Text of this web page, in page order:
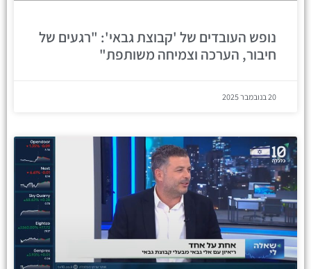
נופש העובדים של 'קבוצת גבאי': "רגעים של
חיבור, הערכה וצמיחה משותפת"
20 בנובמבר 2025